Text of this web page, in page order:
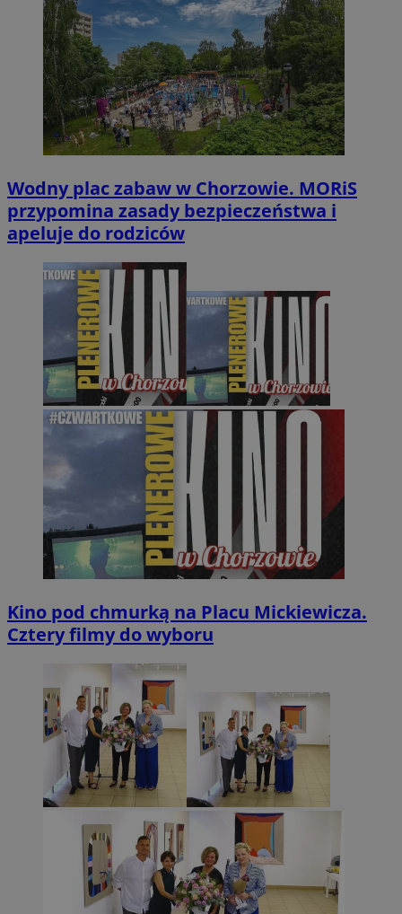
Wodny plac zabaw w Chorzowie. MORiS
przypomina zasady bezpieczeństwa i
apeluje do rodziców
Kino pod chmurką na Placu Mickiewicza.
Cztery filmy do wyboru